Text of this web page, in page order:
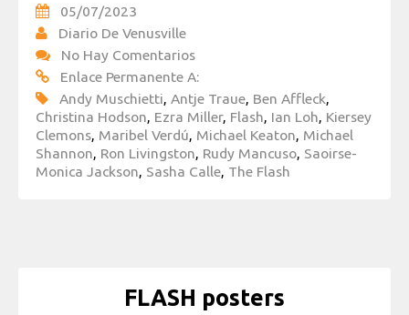
05/07/2023
Diario De Venusville
No Hay Comentarios
Enlace Permanente A:
Andy Muschietti, Antje Traue, Ben Affleck,
Christina Hodson, Ezra Miller, Flash, Ian Loh, Kiersey
Clemons, Maribel Verdú, Michael Keaton, Michael
Shannon, Ron Livingston, Rudy Mancuso, Saoirse-
Monica Jackson, Sasha Calle, The Flash
FLASH posters